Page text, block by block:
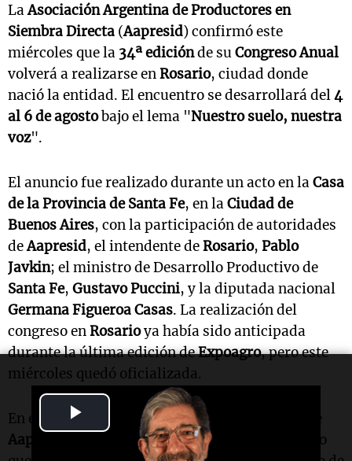
Video
LaAsociación Argentina de Productores en
Siembra Directa (Aapresid) confirmó este
miércoles que la 34ª ediciónde suCongreso Anual
volverá a realizarse enRosario, ciudad donde
nació la entidad. El encuentro se desarrollará del4
al 6 de agostobajo el lema "Nuestro suelo, nuestra
voz".
El anuncio fue realizado durante un acto en laCasa
de la Provincia de Santa Fe, en laCiudad de
Buenos Aires, con la participación de autoridades
deAapresid, el intendente deRosario, Pablo
Javkin; el ministro de Desarrollo Productivo de
Santa Fe, Gustavo Puccini, y la diputada nacional
Germana Figueroa Casas. La realización del
congreso enRosarioya había sido anticipada
durante la última edición deExpoagro, pero este
miércoles quedó oficializada.
En el marco de la presentación, el presidente de
Aapresid
Marcelo Torres, se refirió al escenario